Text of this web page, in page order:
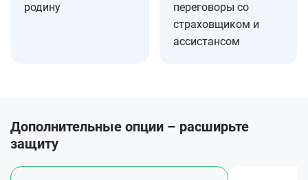
родину
переговоры со
страховщиком и
ассистансом
Дополнительные опции – расширьте
защиту